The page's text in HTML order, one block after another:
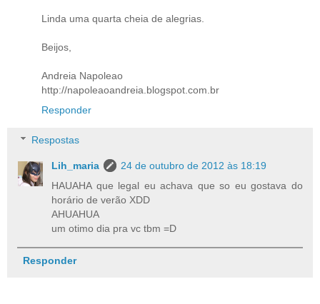
Linda uma quarta cheia de alegrias.
Beijos,
Andreia Napoleao
http://napoleaoandreia.blogspot.com.br
Responder
Respostas
Lih_maria
24 de outubro de 2012 às 18:19
HAUAHA que legal eu achava que so eu gostava do
horário de verão XDD
AHUAHUA
um otimo dia pra vc tbm =D
Responder